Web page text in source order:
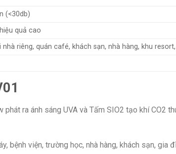
(<30db)
quả cao
riêng, quán café, khách sạn, nhà hàng, khu
ra ánh sáng UVA và Tấm SIO2 tạo khí CO2
viện, trường học, nhà hàng, khách sạn, gia